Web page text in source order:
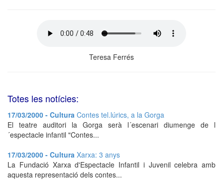
Teresa Ferrés
Totes les notícies:
17/03/2000 - Cultura Contes tel.lúrics, a la Gorga
El teatre auditori la Gorga serà l´escenari diumenge de l
´espectacle infantil "Contes...
17/03/2000 - Cultura Xarxa: 3 anys
La Fundació Xarxa d'Espectacle Infantil i Juvenil celebra amb
aquesta representació dels contes...